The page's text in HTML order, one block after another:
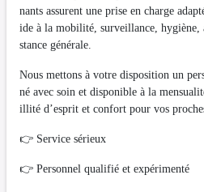
nants assurent une prise en charge
ide à la mobilité, surveillance, hygiène,
stance générale.
Nous mettons à votre disposition un
né avec soin et disponible à la
illité d’esprit et confort pour vos
👉 Service sérieux
👉 Personnel qualifié et expérimenté